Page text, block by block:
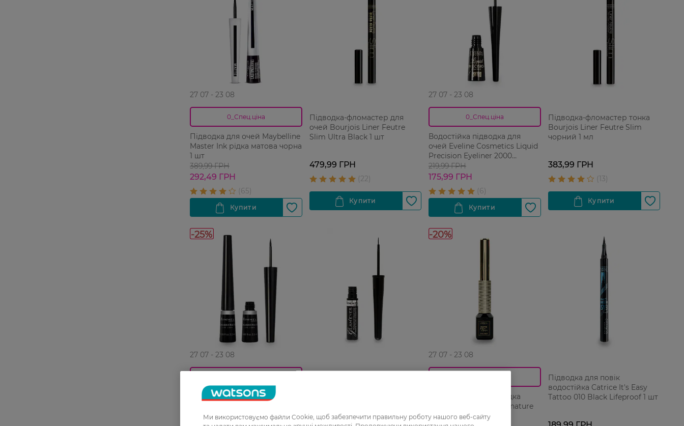
27 07 - 23 08
0_Спец.ціна
Підводка для очей Maybelline
Master Ink рідка матова чорна
1 шт
389,99 ГРН
292,49 ГРН
Підводка-фломастер для
очей Bourjois Liner Feutre
Slim Ultra Black 1 шт
479,99 ГРН
27 07 - 23 08
0_Спец.ціна
Водостійка підводка для
очей Eveline Cosmetics Liquid
Precision Eyeliner 2000
Procent 4 мл
219,99 ГРН
175,99 ГРН
Підводка-фломастер тонка
Bourjois Liner Feutre Slim
чорний 1 мл
383,99 ГРН
-25%
27 07 - 23 08
Підводка для очей Rimmel
-20%
27 07 - 23 08
Підводка для очей рідка
L'Oreal Paris Matte Signature
01 Black 3 мл
Підводка для повік
водостійка Catrice It's Easy
Tattoo 010 Black Lifeproof 1 шт
Ми використовуємо файли Cookie, щоб забезпечити правильну роботу нашого веб-сайту